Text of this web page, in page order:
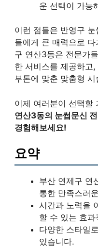
운 선택이 가능
이런 점들은 반영구
들에게 큰 매력으로
구 연산3동은 전문가
한 서비스를 제공하고
부톤에 맞춘 맞춤형
이제 여러분이 선택할
연산3동의 눈썹문신
경험해보세요!
요약
부산 연제구 연
통한 만족스러
시간과 노력을
할 수 있는 효
다양한 스타일
있습니다.